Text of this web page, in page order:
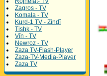
Zagros - TV
Komala - TV
Kurd-1 TV - Zindî
Tishk - TV
Vîn - TV
Newroz - TV
Zaza TV-Flash-Player
Zaza-TV-Media-Player
Zaza TV